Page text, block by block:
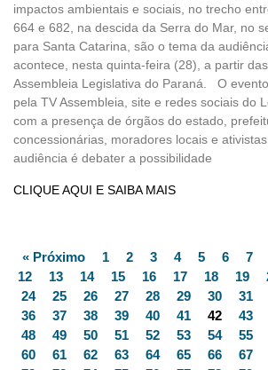
impactos ambientais e sociais, no trecho
664 e 682, na descida da Serra do Mar, no
para Santa Catarina, são o tema da
acontece, nesta quinta-feira (28), a partir
Assembleia Legislativa do Paraná. O
pela TV Assembleia, site e redes sociais do
com a presença de órgãos do estado,
concessionárias, moradores locais e
audiência é debater a possibilidade
CLIQUE AQUI E SAIBA MAIS
« Próximo 1 2 3 4 5 6 7
12
13 14 15 16 17 18 19
24
25 26 27 28 29 30 31
36
37 38 39 40 41 42 43
48
49 50 51 52 53 54 55
60
61 62 63 64 65 66 67